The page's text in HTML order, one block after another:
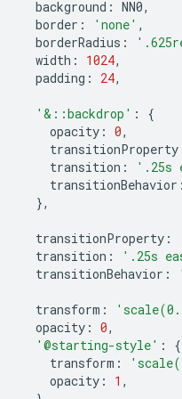
background : NN0,
border : 'none' ,
borderRadius :
width : 1024,
padding : 24,
'&::backdrop' :
{
opacity : 0,
transitionProperty
transition : '.25s
transitionBehavior :
},
transitionProperty :
transition : '.25s
transitionBehavior :
transform :
opacity : 0,
'@starting-style' :
{
transform :
opacity : 1 ,